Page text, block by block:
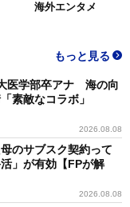
海外エンタメ
もっと見る
医学部卒アナ 海の向
素敵なコラボ」
2026.08.08
のサブスク契約って
」が有効【FPが解
2026.08.08